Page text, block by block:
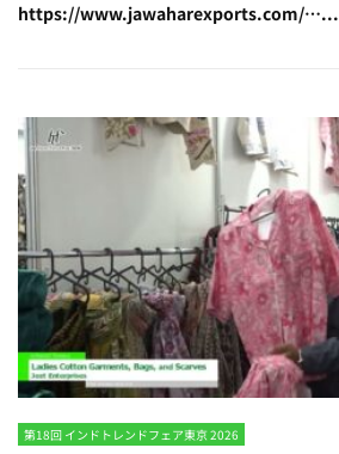
https://www.jawaharexports.com/…...
第18回 インドトレンドフェア東京 2026